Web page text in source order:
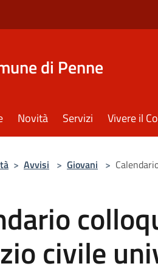
di Penne
Novità Servizi Vivere il
> Avvisi > Giovani >
civile